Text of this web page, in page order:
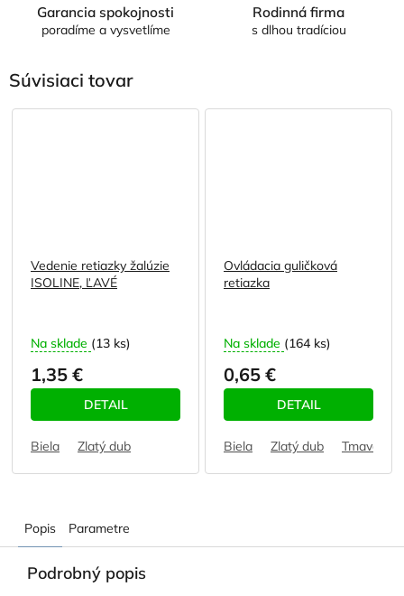
Garancia spokojnosti
poradíme a vysvetlíme
Rodinná firma
s dlhou tradíciou
Súvisiaci tovar
Vedenie retiazky žalúzie
ISOLINE, ĽAVÉ
Na sklade (13 ks)
1,35 €
DETAIL
Biela Zlatý dub
Ovládacia guličková
retiazka
Na sklade (164 ks)
0,65 €
DETAIL
Biela Zlatý dub
Popis Parametre
Podrobný popis